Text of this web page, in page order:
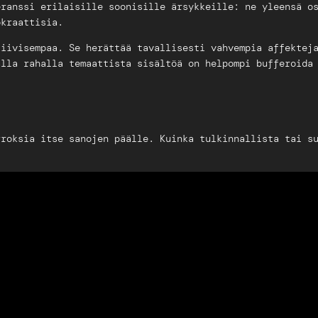
erilaisille soonisille ärsykkeille: ne yleensä
Se herättää tavallisesti vahvempia
rahalla temaattista sisältöä on helpompi
itse sanojen päälle. Kuinka tulkinnallista tai